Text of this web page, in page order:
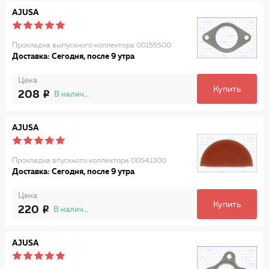
AJUSA
Прокладка выпускного коллектора 00155500
Доставка: Сегодня, после 9 утра
Цена
208 В наличии
Купить
AJUSA
Прокладка впускного коллектора 00541300
Доставка: Сегодня, после 9 утра
Цена
220 В наличии
Купить
AJUSA